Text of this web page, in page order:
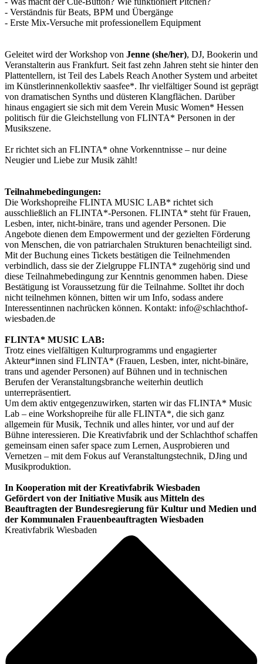
- Verständnis für Beats, BPM und Übergänge
- Erste Mix-Versuche mit professionellem Equipment
Geleitet wird der Workshop von Jenne (she/her), DJ, Bookerin und
Veranstalterin aus Frankfurt. Seit fast zehn Jahren steht sie hinter den
Plattentellern, ist Teil des Labels Reach Another System und arbeitet
im Künstlerinnenkollektiv saasfee*. Ihr vielfältiger Sound ist geprägt
von dramatischen Synths und düsteren Klangflächen. Darüber
hinaus engagiert sie sich mit dem Verein Music Women* Hessen
politisch für die Gleichstellung von FLINTA* Personen in der
Musikszene.
Er richtet sich an FLINTA* ohne Vorkenntnisse – nur deine
Neugier und Liebe zur Musik zählt!
Teilnahmebedingungen:
Die Workshopreihe FLINTA MUSIC LAB* richtet sich
ausschließlich an FLINTA*-Personen. FLINTA* steht für Frauen,
Lesben, inter, nicht-binäre, trans und agender Personen. Die
Angebote dienen dem Empowerment und der gezielten Förderung
von Menschen, die von patriarchalen Strukturen benachteiligt sind.
Mit der Buchung eines Tickets bestätigen die Teilnehmenden
verbindlich, dass sie der Zielgruppe FLINTA* zugehörig sind und
diese Teilnahmebedingung zur Kenntnis genommen haben. Diese
Bestätigung ist Voraussetzung für die Teilnahme. Solltet ihr doch
nicht teilnehmen können, bitten wir um Info, sodass andere
Interessentinnen nachrücken können. Kontakt: info@schlachthof-
wiesbaden.de
FLINTA* MUSIC LAB:
Trotz eines vielfältigen Kulturprogramms und engagierter
Akteur*innen sind FLINTA* (Frauen, Lesben, inter, nicht-binäre,
trans und agender Personen) auf Bühnen und in technischen
Berufen der Veranstaltungsbranche weiterhin deutlich
unterrepräsentiert.
Um dem aktiv entgegenzuwirken, starten wir das FLINTA* Music
Lab – eine Workshopreihe für alle FLINTA*, die sich ganz
allgemein für Musik, Technik und alles hinter, vor und auf der
Bühne interessieren. Die Kreativfabrik und der Schlachthof schaffen
gemeinsam einen safer space zum Lernen, Ausprobieren und
Vernetzen – mit dem Fokus auf Veranstaltungstechnik, DJing und
Musikproduktion.
In Kooperation mit der Kreativfabrik Wiesbaden
Gefördert von der Initiative Musik aus Mitteln des
Beauftragten der Bundesregierung für Kultur und Medien und
der Kommunalen Frauenbeauftragten Wiesbaden
Kreativfabrik Wiesbaden